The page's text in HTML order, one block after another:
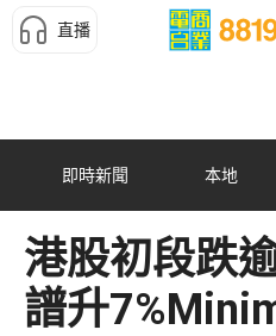
直播
即時新聞 本地
港股初段跌
譜升